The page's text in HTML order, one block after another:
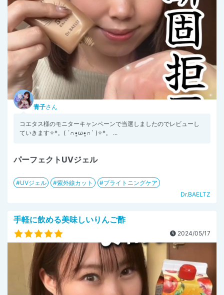
青子さん
コエタス様のモニターキャンペーンで当選しましたのでレビューし
ていきます✧︎*。( ´∩︎•͈ω•͈∩︎` )✧︎*。 ...
パーフェクトUVジェル
UVジェル 紫外線カット
ブライトニングケア
Dr.BAELTZ
手軽に飲める美味しいりんご酢
2024/05/17